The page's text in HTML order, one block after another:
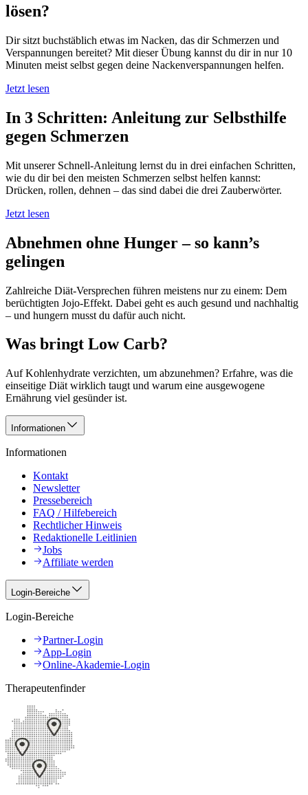
lösen?
Dir sitzt buchstäblich etwas im Nacken, das dir Schmerzen und
Verspannungen bereitet? Mit dieser Übung kannst du dir in nur 10
Minuten meist selbst gegen deine Nackenverspannungen helfen.
Jetzt lesen
In 3 Schritten: Anleitung zur Selbsthilfe
gegen Schmerzen
Mit unserer Schnell-Anleitung lernst du in drei einfachen Schritten,
wie du dir bei den meisten Schmerzen selbst helfen kannst:
Drücken, rollen, dehnen – das sind dabei die drei Zauberwörter.
Jetzt lesen
Abnehmen ohne Hunger – so kann’s
gelingen
Zahlreiche Diät-Versprechen führen meistens nur zu einem: Dem
berüchtigten Jojo-Effekt. Dabei geht es auch gesund und nachhaltig
– und hungern musst du dafür auch nicht.
Was bringt Low Carb?
Auf Kohlenhydrate verzichten, um abzunehmen? Erfahre, was die
einseitige Diät wirklich taugt und warum eine ausgewogene
Ernährung viel gesünder ist.
Informationen
Informationen
Kontakt
Newsletter
Pressebereich
FAQ / Hilfebereich
Rechtlicher Hinweis
Redaktionelle Leitlinien
Jobs
Affiliate werden
Login-Bereiche
Login-Bereiche
Partner-Login
App-Login
Online-Akademie-Login
Therapeutenfinder